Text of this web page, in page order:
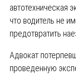
автотехническая
что водитель не
предотвратить
Адвокат
проведенную